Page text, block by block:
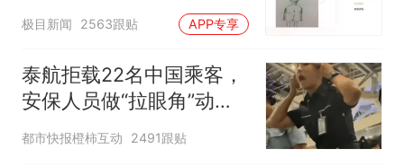
职信流传，院方回应：喻
良教授已卸任院长一职，
不清楚辞职信来源；曾用
手绘图做头像
极目新闻 2563跟贴 APP专享
泰航拒载22名中国乘客，
安保人员做“拉眼角”动
作，泰国机场最新回应：
都市快报橙柿互动 2491跟贴